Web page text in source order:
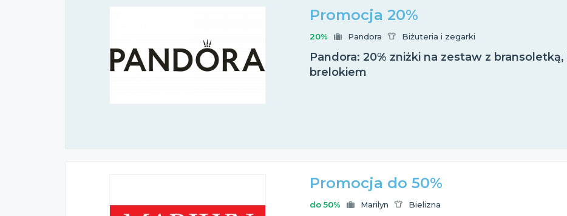
Promocja 20%
20% Pandora Biżuteria i zegarki
Pandora: 20% zniżki na zestaw z
brelokiem
Promocja do 50%
do 50% Marilyn Bielizna